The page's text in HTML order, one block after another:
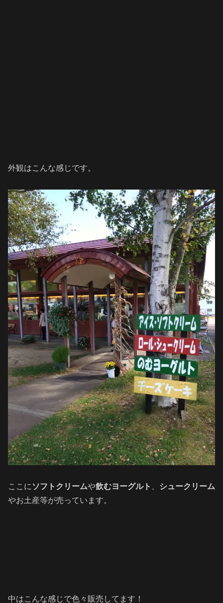
外観はこんな感じです。
ここに ソフトクリームや飲むヨーグルト
シュークリーム
やお土産等が売っています。
中はこんな感じで色々販売してます！